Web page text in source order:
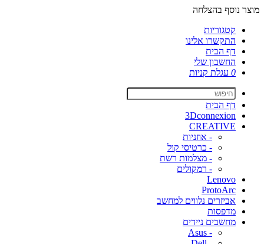
מוצר נוסף בהצלחה
קטגוריות
התקשרו אלינו
דף הבית
החשבון שלי
0 עגלת קניות
דף הבית
3Dconnexion
CREATIVE
- אוזניות
- כרטיסי קול
- מצלמות רשת
- רמקולים
Lenovo
ProtoArc
אביזרים נלווים למחשב
מדפסות
מחשבים ניידים
- Asus